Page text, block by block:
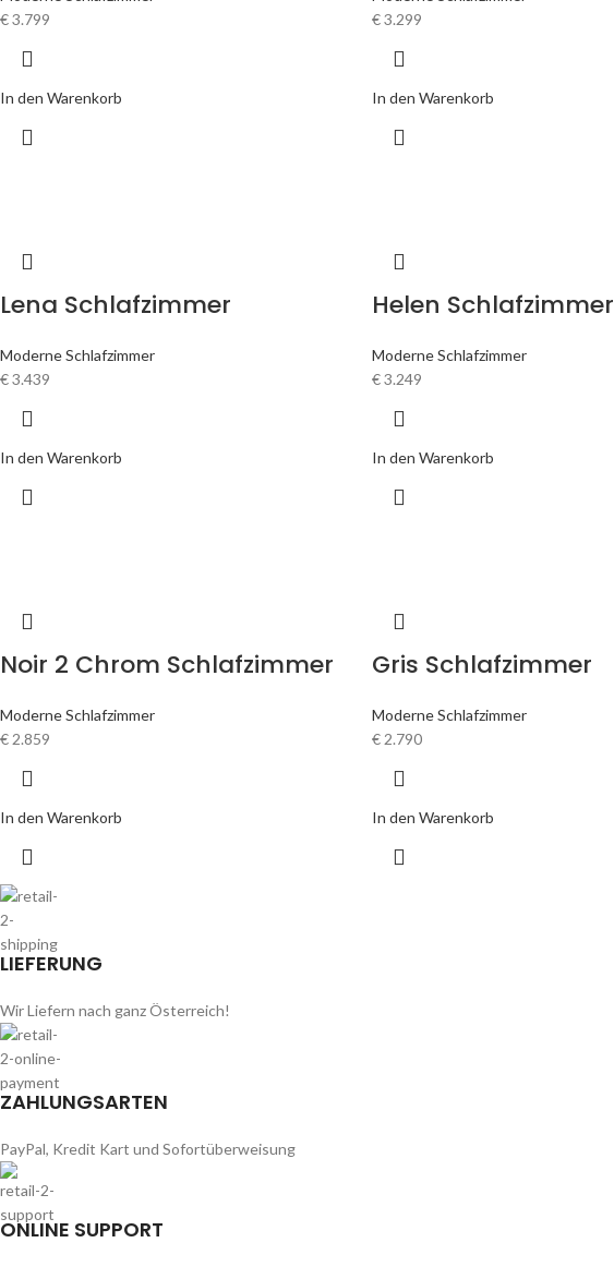
€3.799
In den Warenkorb
€3.299
In den Warenkorb
Lena Schlafzimmer
Moderne Schlafzimmer
€3.439
In den Warenkorb
Helen Schlafzimmer
Moderne Schlafzimmer
€3.249
In den Warenkorb
Noir 2 Chrom Schlafzimmer
Moderne Schlafzimmer
€ 2.859
In den Warenkorb
Gris Schlafzimmer
Moderne Schlafzimmer
€ 2.790
In den Warenkorb
LIEFERUNG
Wir Liefern nach ganz Österreich!
ZAHLUNGSARTEN
PayPal, Kredit Kart und Sofortüberweisung
ONLINE SUPPORT